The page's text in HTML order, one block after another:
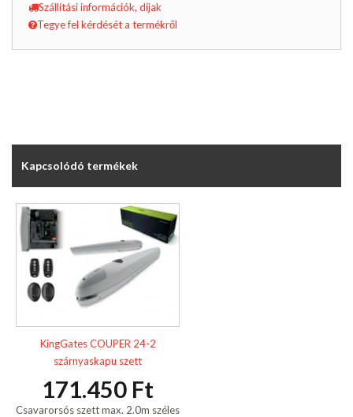
Szállítási információk, díjak
Tegye fel kérdését a termékről
Kapcsolódó termékek
KingGates COUPER 24-2
szárnyaskapu szett
171.450 Ft
Csavarorsós szett max. 2.0m széles